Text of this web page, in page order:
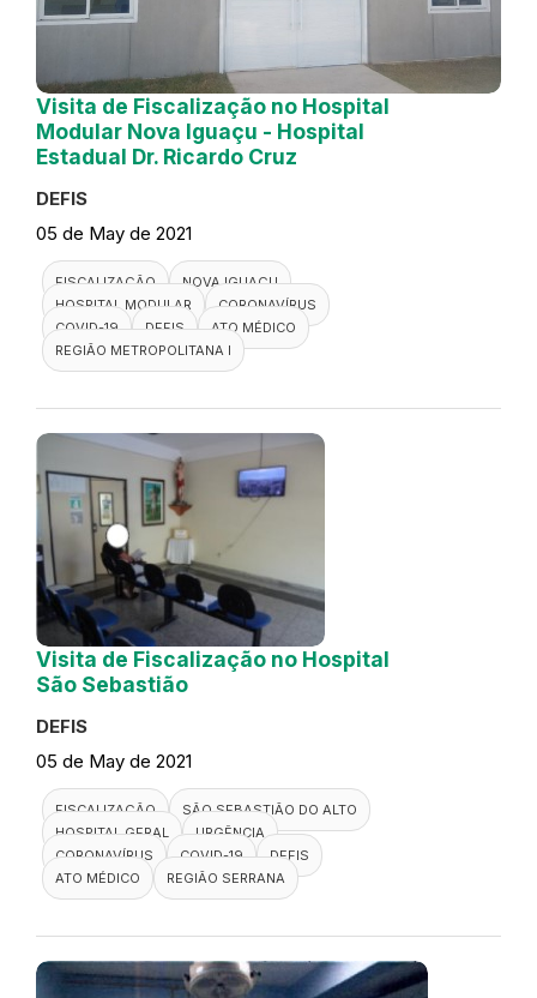
Visita de Fiscalização no Hospital
Modular Nova Iguaçu - Hospital
Estadual Dr. Ricardo Cruz
DEFIS
05 de May de 2021
FISCALIZAÇÃO
NOVA IGUAÇU
HOSPITAL MODULAR
CORONAVÍRUS
COVID-19
DEFIS
ATO MÉDICO
REGIÃO METROPOLITANA I
Visita de Fiscalização no Hospital
São Sebastião
DEFIS
05 de May de 2021
FISCALIZAÇÃO
SÃO SEBASTIÃO DO ALTO
HOSPITAL GERAL
URGÊNCIA
CORONAVÍRUS
COVID-19
DEFIS
ATO MÉDICO
REGIÃO SERRANA